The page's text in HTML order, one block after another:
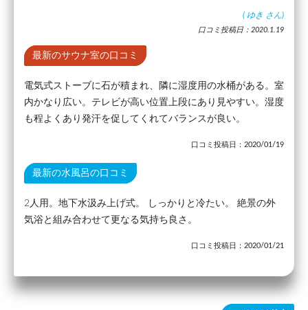
( ゆき さん)
口コミ投稿日：2020.1.19
最新のサウナ室の口コミ
電気式ストーブに石が積まれ、隣に湿度用の水桶がある。室
内かなり広い。テレビが高い位置上段にあり見やすい。湿度
も程よくあり発汗を促してくれてバランスが良い。
口コミ投稿日：2020/01/19
最新の水風呂の口コミ
2人用。地下水汲み上げ式。 しっかりと冷たい。 絶景の外
気浴と組み合わせて更なる気持ち良さ。
口コミ投稿日：2020/01/21